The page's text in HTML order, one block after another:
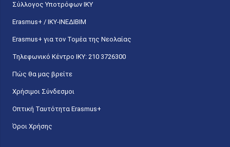
Σύλλογος Υποτρόφων ΙΚΥ
Erasmus+ / ΙΚΥ-ΙΝΕΔΙΒΙΜ
Erasmus+ για τον Τομέα της Νεολαίας
Τηλεφωνικό Κέντρο IKY: 210 3726300
Πώς θα μας βρείτε
Χρήσιμοι Σύνδεσμοι
Οπτική Ταυτότητα Erasmus+
Όροι Χρήσης